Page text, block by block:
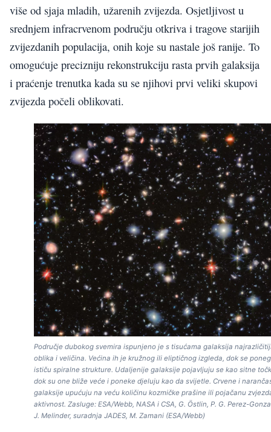
više od sjaja mladih, užarenih zvijezda. Osjetljivost u
srednjem infracrvenom području otkriva i tragove starijih
zvijezdanih populacija, onih koje su nastale još ranije. To
omogućuje precizniju rekonstrukciju rasta prvih galaksija
i praćenje trenutka kada su se njihovi prvi veliki skupovi
zvijezda počeli oblikovati.
Područje dubokog svemira ispunjeno je s tisućama galaksija
oblika i veličina. Većina ih je kružnog ili eliptičnog izgleda, dok se
ističu spiralne strukture. Udaljenije galaksije pojavljuju se kao sitne
dok su one bliže veće i poneke djeluju kao da svijetle. Crvene i
galaksije upućuju na veću količinu kozmičke prašine ili pojačanu
aktivnost. Zasluge: ESA/Webb, NASA i CSA, G. Östlin, P. G. Perez-
J. Melinder, suradnja JADES, M. Zamani (ESA/Webb)